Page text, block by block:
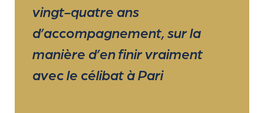
vingt-quatre ans
d’accompagnement, sur la
manière d’en finir vraiment
avec le célibat à Pari